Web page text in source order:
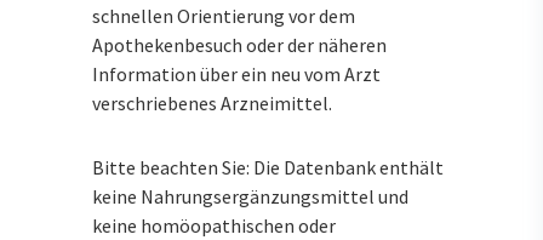
schnellen Orientierung vor dem
Apothekenbesuch oder der näheren
Information über ein neu vom Arzt
verschriebenes Arzneimittel.
Bitte beachten Sie: Die Datenbank enthält
keine Nahrungsergänzungsmittel und
keine homöopathischen oder